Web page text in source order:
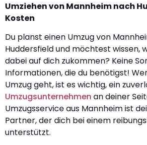
Umziehen von Mannheim nach
Kosten
Du planst einen Umzug von
Huddersfield und möchtest wissen,
dabei auf dich zukommen? Keine
Informationen, die du benötigst!
Umzug geht, ist es wichtig, ein
Umzugsunternehmen an deiner
Umzugsservice aus Mannheim ist
Partner, der dich bei einem
unterstützt.